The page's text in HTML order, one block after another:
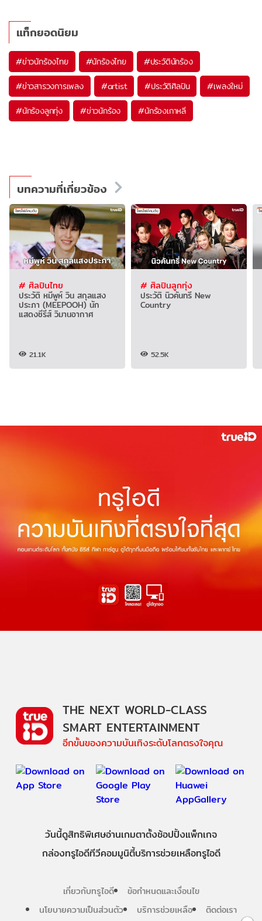
แท็กยอดนิยม
#ข่าวนักร้องไทย #นักร้องไทย #ประวัตินักร้อง
#ข่าวสารวงการเพลง #artist #ประวัติศิลปิน #เพลงใหม่
#นักร้องลูกทุ่ง #ข่าวนักร้อง #นักร้องเกาหลี
บทความที่เกี่ยวข้อง
# ศิลปินไทย
ประวัติ หมีพูห์ วิน สกุลแสง
ประภา (MEEPOOH) นัก
แสดงซีรีส์ วิมานอากาศ
21.1K
# ศิลปินลูกทุ่ง
ประวัติ นิวคันทรี่ New
Country
52.5K
THE NEXT WORLD-CLASS
SMART ENTERTAINMENT
อีกขั้นของความบันเทิงระดับโลกตรงใจคุณ
วันนี้ดูสิทธิพิเศษอ่านเกมตาตั้งช้อปปิ้งแพ็กเกจ
กล่องทรูไอดีทีวีคอมมูนิตี้บริการช่วยเหลือทรูไอดี
เกี่ยวกับทรูไอดี
ข้อกำหนดและเงื่อนไข
นโยบายความเป็นส่วนตัว
บริการช่วยเหลือ ติดต่อเรา